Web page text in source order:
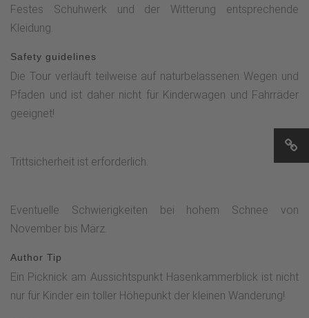
Festes Schuhwerk und der Witterung entsprechende
Kleidung.
Safety guidelines
Die Tour verläuft teilweise auf naturbelassenen Wegen und
Pfaden und ist daher nicht für Kinderwagen und Fahrräder
geeignet!
Trittsicherheit ist erforderlich.
Eventuelle Schwierigkeiten bei hohem Schnee von
November bis März.
Author Tip
Ein Picknick am Aussichtspunkt Hasenkammerblick ist nicht
nur für Kinder ein toller Höhepunkt der kleinen Wanderung!